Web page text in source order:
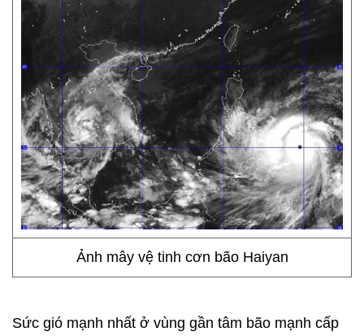
Ảnh mây vệ tinh cơn bão Haiyan
Sức gió mạnh nhất ở vùng gần tâm bão mạnh cấp